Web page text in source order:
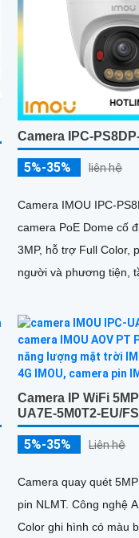
Camera IPC-
5%-35% liên hệ
Camera IMOU IPC-
camera PoE Dome cố
3MP, hỗ trợ Full Color,
người và phương tiện,
sát an ninh
Camera IP WiFi
UA7E-5M0T2-EU/
5%-35% Liên hệ
Camera quay quét
pin NLMT. Công nghệ
Color ghi hình có màu